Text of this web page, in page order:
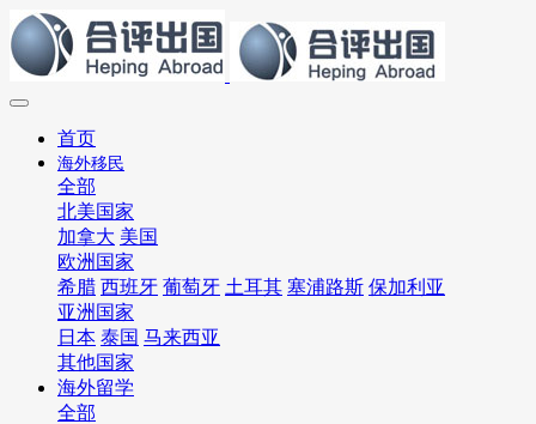
首页
海外移民
全部
北美国家
加拿大 美国
欧洲国家
希腊 西班牙 葡萄牙 土耳其 塞浦路斯 保加利亚
亚洲国家
日本 泰国 马来西亚
其他国家
海外留学
全部